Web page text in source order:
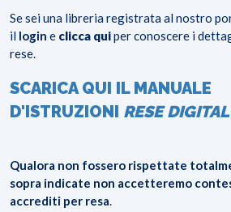
Se sei una libreria registrata al nostro
il login e clicca quiper conoscere i
rese.
SCARICA QUI IL MANUALE
D'ISTRUZIONI RESE DIGITAL
Qualora non fossero rispettate
sopra indicate non accetteremo
accrediti per resa.